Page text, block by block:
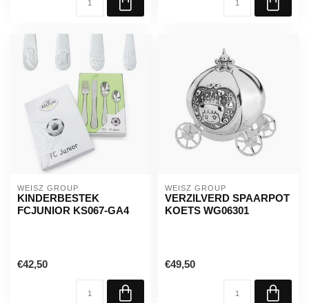
WEISZ GROUP
KINDERBESTEK
FCJUNIOR KS067-GA4
€42,50
WEISZ GROUP
VERZILVERD SPAARPOT
KOETS WG06301
€49,50